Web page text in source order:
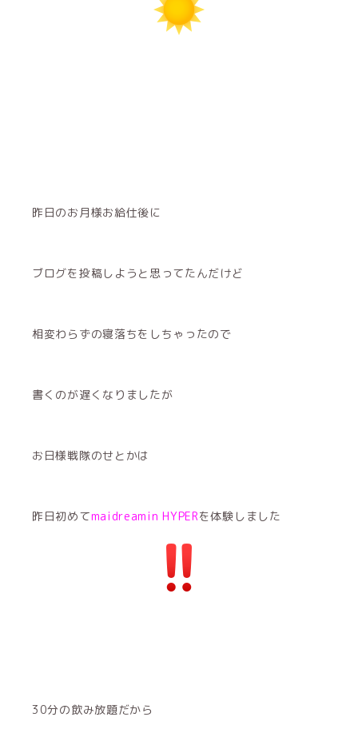
昨日のお月様お給仕後に
ブログを投稿しようと思ってたんだけど
相変わらずの寝落ちをしちゃったので
書くのが遅くなりましたが
お日様戦隊のせとかは
昨日初めてmaidreamin HYPERを体験しました
30分の飲み放題だから